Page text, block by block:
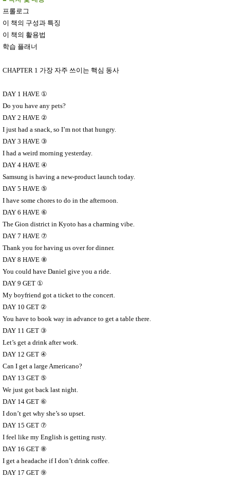
프롤로그
이 책의 구성과 특징
이 책의 활용법
학습 플래너
CHAPTER 1 가장 자주 쓰이는 핵심 동사
DAY 1 HAVE ①
Do you have any pets?
DAY 2 HAVE ②
I just had a snack, so I’m not that hungry.
DAY 3 HAVE ③
I had a weird morning yesterday.
DAY 4 HAVE ④
Samsung is having a new-product launch today.
DAY 5 HAVE ⑤
I have some chores to do in the afternoon.
DAY 6 HAVE ⑥
The Gion district in Kyoto has a charming vibe.
DAY 7 HAVE ⑦
Thank you for having us over for dinner.
DAY 8 HAVE ⑧
You could have Daniel give you a ride.
DAY 9 GET ①
My boyfriend got a ticket to the concert.
DAY 10 GET ②
You have to book way in advance to get a table there.
DAY 11 GET ③
Let’s get a drink after work.
DAY 12 GET ④
Can I get a large Americano?
DAY 13 GET ⑤
We just got back last night.
DAY 14 GET ⑥
I don’t get why she’s so upset.
DAY 15 GET ⑦
I feel like my English is getting rusty.
DAY 16 GET ⑧
I get a headache if I don’t drink coffee.
DAY 17 GET ⑨